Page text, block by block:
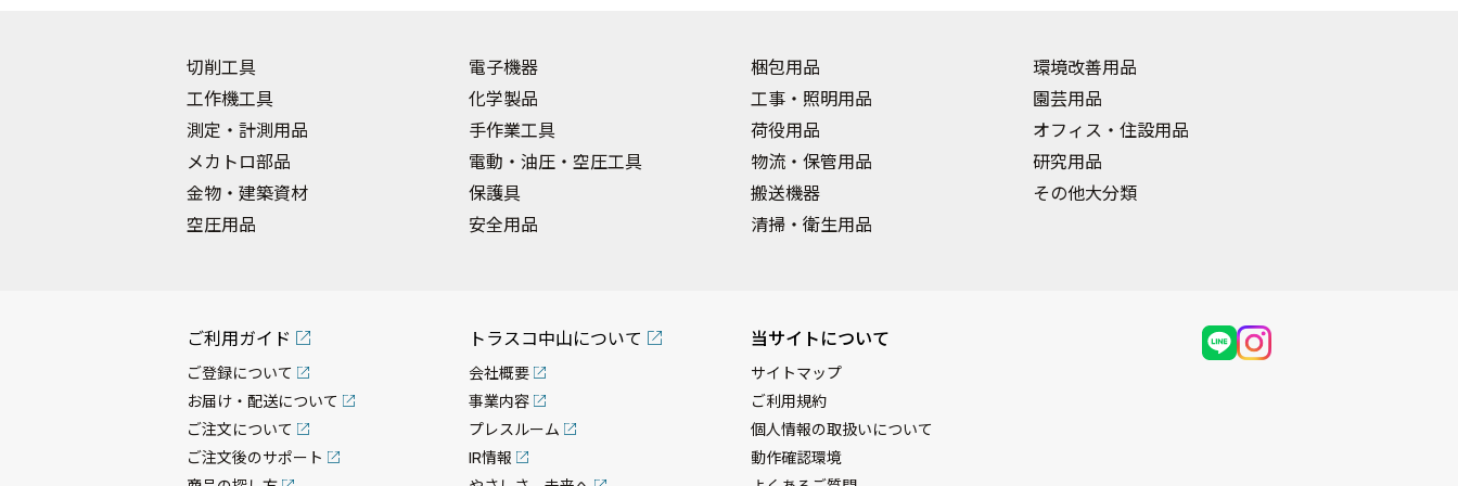
切削工具
工作機工具
測定・計測用品
メカトロ部品
金物・建築資材
空圧用品
電子機器
化学製品
手作業工具
電動・油圧・空圧工具
保護具
安全用品
梱包用品
工事・照明用品
荷役用品
物流・保管用品
搬送機器
清掃・衛生用品
環境改善用品
園芸用品
オフィス・住設用品
研究用品
その他大分類
ご利用ガイド
ご登録について
お届け・配送について
ご注文について
ご注文後のサポート
トラスコ中山について
会社概要
事業内容
プレスルーム
IR情報
当サイトについて
サイトマップ
ご利用規約
個人情報の取扱いについて
動作確認環境